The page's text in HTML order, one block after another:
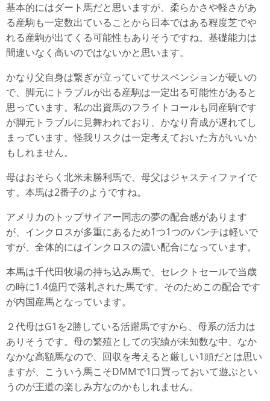
基本的にはダート馬だと思いますが、柔らかさや軽さがあ
る産駒も一定数出ていることから日本ではある程度芝でや
れる産駒が出てくる可能性もありそうですね。基礎能力は
間違いなく高いのではないかと思います。
かなり父自身は繋ぎが立っていてサスペンションが硬いの
で、脚元にトラブルが出る産駒は一定出る可能性があると
思っています。私の出資馬のフライトコールも同産駒です
が脚元トラブルに見舞われており、かなり育成が遅れてし
まっています。怪我リスクは一定考えておいた方がいいか
もしれません。
母はおそらく北米未勝利馬で、母父はジャスティファイで
す。本馬は2番子のようですね。
アメリカのトップサイアー同志の夢の配合感があります
が、インクロスが多重にあるため1つ1つのパンチは軽いで
すが、全体的にはインクロスの濃い配合になっています。
本馬は千代田牧場の持ち込み馬で、セレクトセールで当歳
の時に1.4億円で落札された馬です。そのためこの配合です
が内国産馬となっています。
２代母はG1を2勝している活躍馬ですから、母系の活力は
ありそうです。母の繁殖としての実績が未知数な中、なか
なかな高額馬なので、回収を考えると厳しい1頭だとは思い
ますが、こういう馬こそDMMで1口買っておいて遊ぶとい
うのが王道の楽しみ方なのかもしれません。